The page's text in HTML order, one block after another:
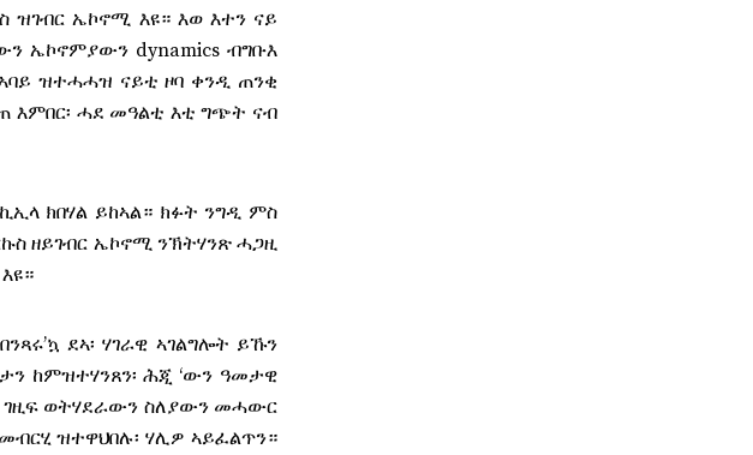
ዝገብር ኤኮኖሚ እዩ። እወ እተን ናይ
ኤኮኖምያውን dynamics ብግቡእ
ዝተሓሓዝ ናይቲ ዞባ ቀንዲ ጠንቂ
እምበር፡ ሓደ መዓልቲ እቲ ግጭት ናብ
ክበሃል ይከኣል። ክፉት ንግዲ ምስ
ዘይገብር ኤኮኖሚ ንኽትሃንጽ ሓጋዚ
ደኣ፡ ሃገራዊ ኣገልግሎት ይኹን
ከምዝተሃንጸን፡ ሕጂ ‘ውን ዓመታዊ
ገዚፍ ወትሃደራውን ስለያውን መሓውር
ዝተዋህበሉ፡ ሃሊዎ ኣይፈልጥን።